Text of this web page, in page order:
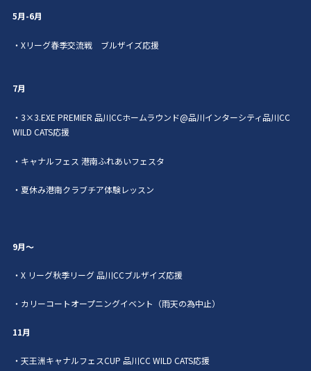
5月-6月
・Xリーグ春季交流戦 ブルザイズ応援
7月
・3×3.EXE PREMIER 品川CCホームラウンド@品川インターシティ品川CC
WILD CATS応援
・キャナルフェス 港南ふれあいフェスタ
・夏休み港南クラブチア体験レッスン
9月〜
・X リーグ秋季リーグ 品川CCブルザイズ応援
・カリーコートオープニングイベント（雨天の為中止）
11月
・天王洲キャナルフェスCUP 品川CC WILD CATS応援